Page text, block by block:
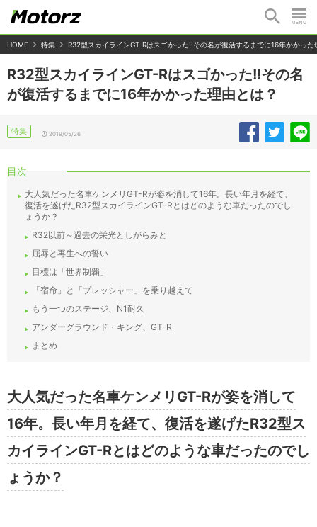
HOME 特集 R32型スカイラインGT-Rはスゴかった!!その名が復活するまでに16年かかった
R32型スカイラインGT-Rはスゴかった!!その名
が復活するまでに16年かかった理由とは？
特集 2019/05/26
目次
大人気だった名車ケンメリGT-Rが姿を消して16年。長い年月を経て、
復活を遂げたR32型スカイラインGT-Rとはどのような車だったのでし
ょうか？
R32以前～過去の栄光としがらみと
屈辱と再生への誓い
目標は「世界制覇」
「宿命」と「プレッシャー」を乗り越えて
もう一つのステージ、N1耐久
アンダーグラウンド・キング、GT-R
まとめ
大人気だった名車ケンメリGT-Rが姿を消して
16年。長い年月を経て、復活を遂げたR32型ス
カイラインGT-Rとはどのような車だったのでし
ょうか？